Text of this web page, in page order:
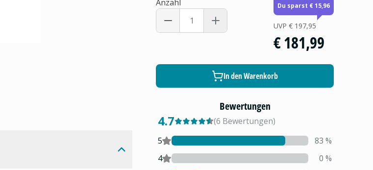
Anzahl Du sparst € 15,96
UVP € 197,95
€ 181,99
In den Warenkorb
Bewertungen
4.7 (6 Bewertungen)
5
83 %
4
0 %